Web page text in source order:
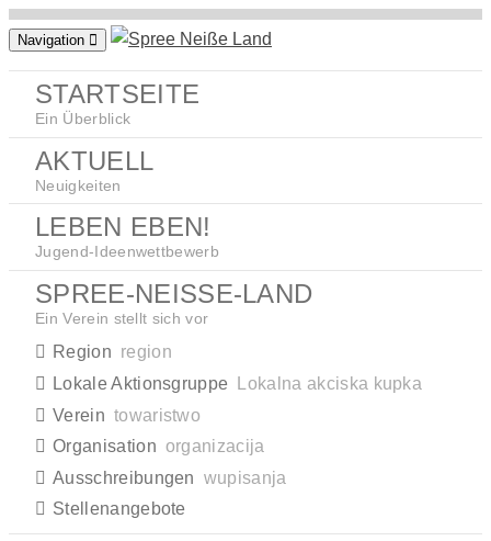
Zum
springen
Navigation
STARTSEITE
Ein Überblick
AKTUELL
Neuigkeiten
LEBEN EBEN!
Jugend-Ideenwettbewerb
SPREE-NEISSE-LAND
Ein Verein stellt sich vor
Region region
Lokale Aktionsgruppe
Lokalna akciska kupka
Verein towaristwo
Organisation organizacija
Ausschreibungen wupisanja
Stellenangebote